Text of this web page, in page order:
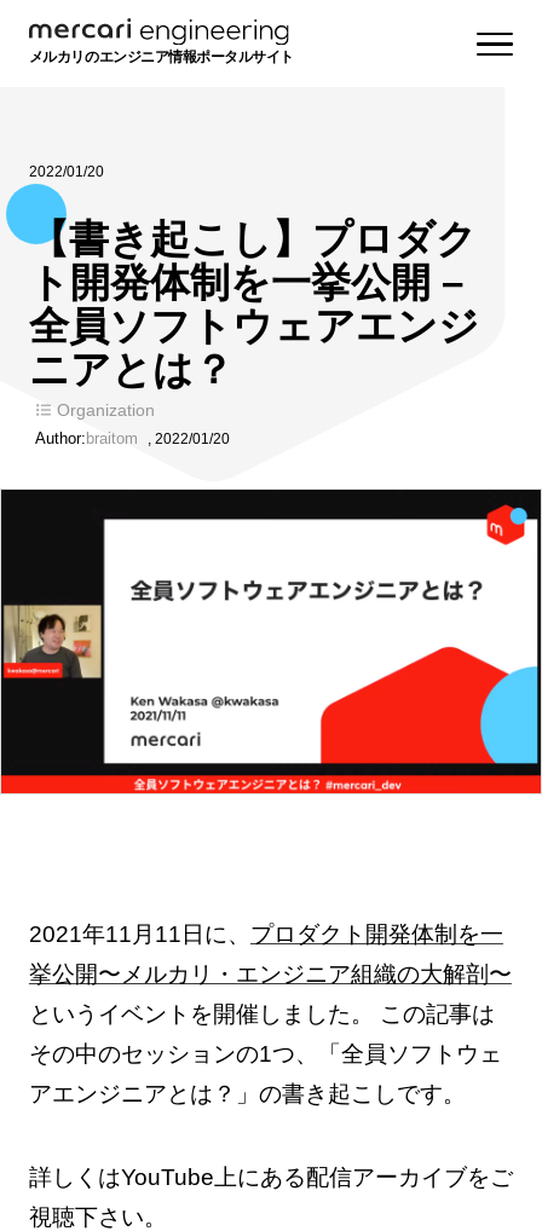
メルカリのエンジニア情報ポータルサイト
2022/01/20
【書き起こし】プロダク
ト開発体制を一挙公開 –
全員ソフトウェアエンジ
ニアとは？
Organization
Author: braitom , 2022/01/20
2021年11月11日に、 プロダクト開発体制を一
挙公開〜メルカリ・エンジニア組織の大解剖〜
というイベントを開催しました。 この記事は
その中のセッションの1つ、「全員ソフトウェ
アエンジニアとは？」の書き起こしです。
詳しくはYouTube上にある配信アーカイブをご
視聴下さい。